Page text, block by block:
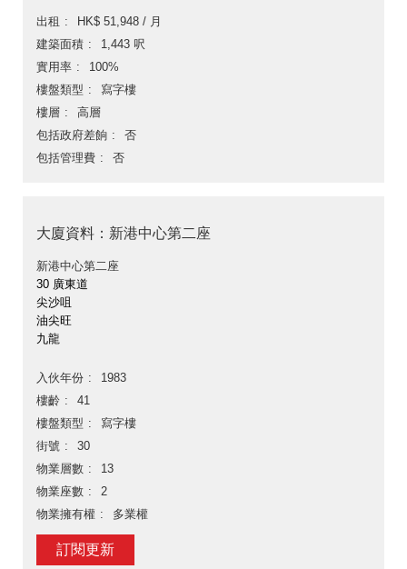
出租
HK$ 51,948 / 月
建築面積
1,443 呎
實用率
100%
樓盤類型
寫字樓
樓層
高層
包括政府差餉
否
包括管理費
否
大廈資料：新港中心第二座
新港中心第二座
30 廣東道
尖沙咀
油尖旺
九龍
入伙年份
1983
樓齡
41
樓盤類型
寫字樓
街號
30
物業層數
13
物業座數
2
物業擁有權
多業權
訂閱更新